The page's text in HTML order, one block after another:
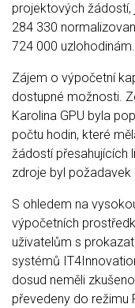
projektových žádostí,
284 330
724 000 uzlohodinám.
Zájem o výpočetní
dostupné možnosti.
Karolina GPU byla
počtu hodin, které
žádostí přesahujících
zdroje byl požadavek
S ohledem na
výpočetních
uživatelům s
systémů
dosud neměli
převedeny do režimu